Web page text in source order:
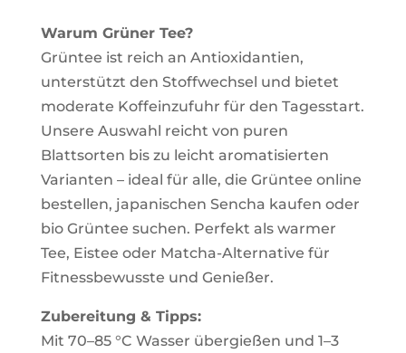
Warum Grüner Tee?
Grüntee ist reich an Antioxidantien,
unterstützt den Stoffwechsel und bietet
moderate Koffeinzufuhr für den Tagesstart.
Unsere Auswahl reicht von puren
Blattsorten bis zu leicht aromatisierten
Varianten – ideal für alle, die Grüntee online
bestellen, japanischen Sencha kaufen oder
bio Grüntee suchen. Perfekt als warmer
Tee, Eistee oder Matcha-Alternative für
Fitnessbewusste und Genießer.
Zubereitung & Tipps:
Mit 70–85 °C Wasser übergießen und 1–3